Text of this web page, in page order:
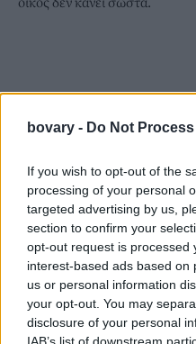
bovary - Do Not
If you wish to opt-out of the
processing of your personal
targeted advertising by us,
section to confirm your
opt-out request is processed
interest-based ads based on
us or personal information
your opt-out. You may
disclosure of your personal
IAB’s list of downstream